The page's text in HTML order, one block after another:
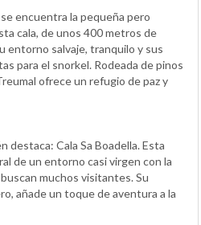
encuentra la pequeña pero
cala, de unos 400 metros de
entorno salvaje, tranquilo y sus
para el snorkel. Rodeada de pinos
ofrece un refugio de paz y
destaca: Cala Sa Boadella. Esta
de un entorno casi virgen con la
muchos visitantes. Su
añade un toque de aventura a la